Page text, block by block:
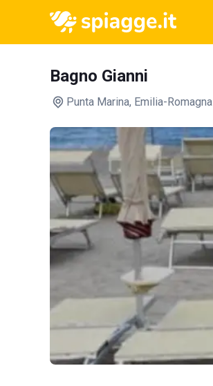
Bagno Gianni
Punta Marina, Emilia-Romagna